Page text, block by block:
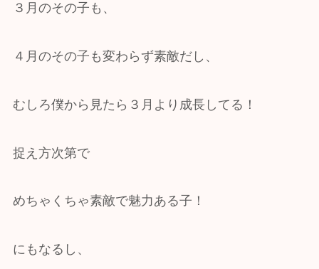
３月のその子も、
４月のその子も変わらず素敵だし、
むしろ僕から見たら３月より成長してる！
捉え方次第で
めちゃくちゃ素敵で魅力ある子！
にもなるし、